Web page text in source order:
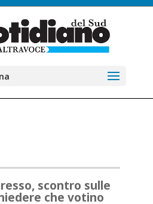
scontro sulle
che votino